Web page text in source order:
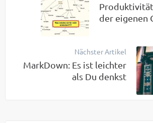
der eigenen
Nächster Artikel
MarkDown: Es ist leichter
als Du denkst